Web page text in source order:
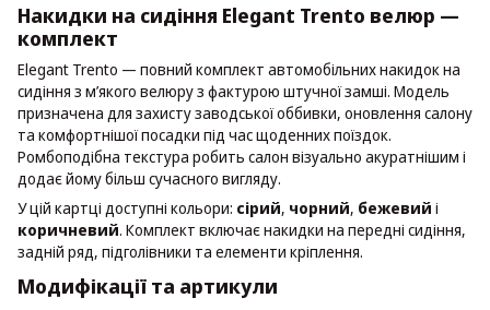
Накидки на сидіння Elegant Trento велюр —
комплект
Elegant Trento — повний комплект автомобільних накидок на
сидіння з м’якого велюру з фактурою штучної замші. Модель
призначена для захисту заводської оббивки, оновлення салону
та комфортнішої посадки під час щоденних поїздок.
Ромбоподібна текстура робить салон візуально акуратнішим і
додає йому більш сучасного вигляду.
У цій картці доступні кольори: сірий, чорний, бежевий і
коричневий. Комплект включає накидки на передні сидіння,
задній ряд, підголівники та елементи кріплення.
Модифікації та артикули